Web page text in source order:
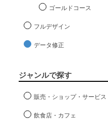
ゴールドコース
フルデザイン
データ修正
ジャンルで探す
販売・ショップ・サービス
飲食店・カフェ